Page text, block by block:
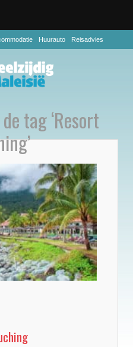
Huurauto Reisadvies
tag ‘Resort